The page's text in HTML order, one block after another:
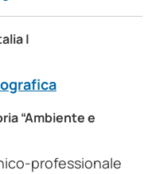
|
“Ambiente e
professionale